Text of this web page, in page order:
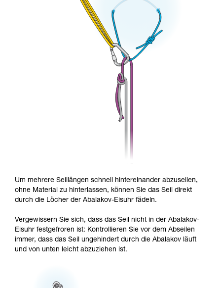
Um mehrere Seillängen schnell hintereinander abzuseilen,
ohne Material zu hinterlassen, können Sie das Seil direkt
durch die Löcher der Abalakov-Eisuhr fädeln.
Vergewissern Sie sich, dass das Seil nicht in der Abalakov-
Eisuhr festgefroren ist: Kontrollieren Sie vor dem Abseilen
immer, dass das Seil ungehindert durch die Abalakov läuft
und von unten leicht abzuziehen ist.